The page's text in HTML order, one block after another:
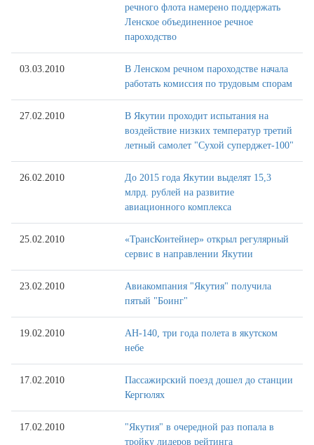
речного флота намерено поддержать
Ленское объединенное речное
пароходство
03.03.2010
В Ленском речном пароходстве начала
работать комиссия по трудовым спорам
27.02.2010
В Якутии проходит испытания на
воздействие низких температур третий
летный самолет "Сухой суперджет-100"
26.02.2010
До 2015 года Якутии выделят 15,3
млрд. рублей на развитие
авиационного комплекса
25.02.2010
«ТрансКонтейнер» открыл регулярный
сервис в направлении Якутии
23.02.2010
Авиакомпания "Якутия" получила
пятый "Боинг"
19.02.2010
АН-140, три года полета в якутском
небе
17.02.2010
Пассажирский поезд дошел до станции
Кергюлях
17.02.2010
"Якутия" в очередной раз попала в
тройку лидеров рейтинга